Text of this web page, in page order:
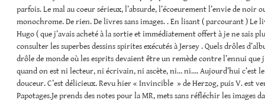
parfois. Le mal au coeur sérieux, l’absurde, l’écoeurement l’envie de noir
monochrome. De rien. De livres sans images. . En lisant ( parcourant ) Le
Hugo ( que j’avais acheté à la sortie et immédiatement offert à je ne sais
consulter les superbes dessins spirites exécutés à Jersey . Quels drôles
drôle de monde où les esprits devaient être un remède contre l’ennui que
quand on est ni lecteur, ni écrivain, ni ascète, ni… ni…. Aujourd’hui c’est
douceur. C’est délicieux. Revu hier « Invincible » de Herzog, puis V. est
Papotages.Je prends des notes pour la MR, mets sans réfléchir les images